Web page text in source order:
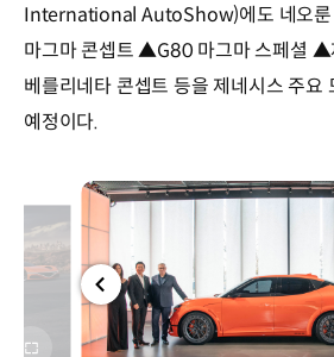
International AutoShow)에도 네오
마그마 콘셉트 ▲G80 마그마 스페셜 ▲
베를리네타 콘셉트 등을 제네시스 주요
예정이다.